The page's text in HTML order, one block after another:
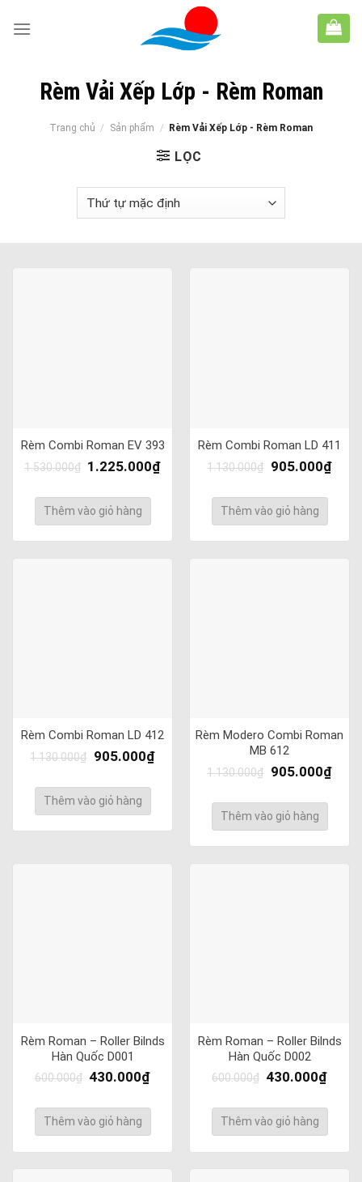
Rèm Vải Xếp Lớp - Rèm Roman
Trang chủ / Sản phẩm / Rèm Vải Xếp Lớp - Rèm Roman
LỌC
Rèm Combi Roman EV 393
1.530.000₫ 1.225.000₫
Thêm vào giỏ hàng
Rèm Combi Roman LD 411
1.130.000₫ 905.000₫
Thêm vào giỏ hàng
Rèm Combi Roman LD 412
1.130.000₫ 905.000₫
Thêm vào giỏ hàng
Rèm Modero Combi Roman
MB 612
1.130.000₫ 905.000₫
Thêm vào giỏ hàng
Rèm Roman – Roller Bilnds
Hàn Quốc D001
600.000₫ 430.000₫
Thêm vào giỏ hàng
Rèm Roman – Roller Bilnds
Hàn Quốc D002
600.000₫ 430.000₫
Thêm vào giỏ hàng